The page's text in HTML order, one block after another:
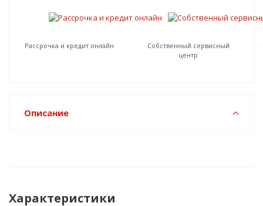
Рассрочка и кредит онлайн
Собственный сервисный
центр
Описание
Характеристики